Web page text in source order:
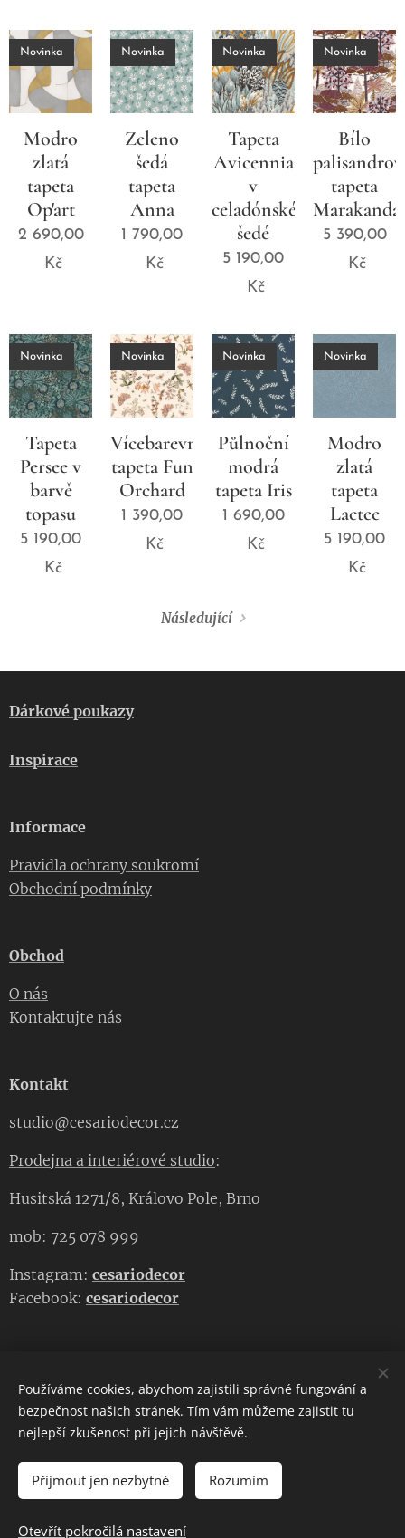
DO KOŠÍKU
Modro
zlatá
tapeta
Op'art
Novinka
2 690,00
Kč
Zeleno
šedá
tapeta
Anna
Novinka
1 790,00
Kč
Tapeta
Avicennia
v
celadónské
šedé
Novinka
5 190,00
Kč
Bílo
tapeta
Marakanda
Novinka
5 390,00
Kč
Tapeta
Persee v
barvě
topasu
Novinka
5 190,00
Kč
Vícebarevná
tapeta Fun
Orchard
Novinka
1 390,00
Kč
Půlnoční
modrá
tapeta Iris
Novinka
1 690,00
Kč
Modro
zlatá
tapeta
Lactee
Novinka
5 190,00
Kč
Následující
Dárkové poukazy
Inspirace
Informace
Pravidla ochrany soukromí
Obchodní podmínky
Obchod
O nás
Kontaktujte nás
Kontakt
studio@cesariodecor.cz
Prodejna a interiérové studio:
Husitská 1271/8, Královo Pole, Brno
mob: 725 078 999
Instagram: cesariodecor
Facebook: cesariodecor
CESARIO DECOR
Copyright 2023CESARIO DECOR. Všechna práva vyhrazena.
Cookies
Používáme cookies, abychom zajistili správné fungování a
bezpečnost našich stránek. Tím vám můžeme zajistit tu
nejlepší zkušenost při jejich návštěvě.
Přijmout jen nezbytné Rozumím
Otevřít pokročilá nastavení